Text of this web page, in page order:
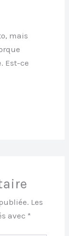
mais
Est-ce
Les
avec *